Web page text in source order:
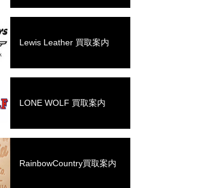
Lewis Leather 買取案内
LONE WOLF 買取案内
RainbowCountry買取案内